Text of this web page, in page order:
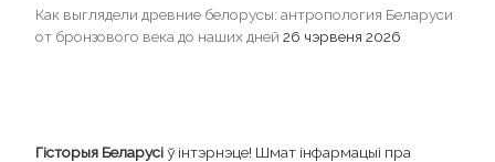
Как выглядели древние белорусы: антропология Беларуси
от бронзового века до наших дней 26 чэрвеня 2026
Гісторыя Беларусіў інтэрнэце! Шмат інфармацыі пра